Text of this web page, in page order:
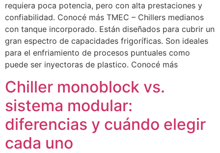
requiera poca potencia, pero con alta prestaciones y
confiabilidad. Conocé más TMEC – Chillers medianos
con tanque incorporado. Están diseñados para cubrir un
gran espectro de capacidades frigoríficas. Son ideales
para el enfriamiento de procesos puntuales como
puede ser inyectoras de plastico. Conocé más
Chiller monoblock vs.
sistema modular:
diferencias y cuándo elegir
cada uno